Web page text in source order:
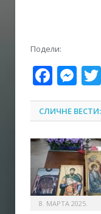
Подели:
СЛИЧНЕ ВЕСТИ:
8. МАРТА 2025.